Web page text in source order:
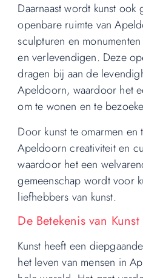
Daarnaast wordt kunst
openbare ruimte van
sculpturen en
en verlevendigen. Deze
dragen bij aan de
Apeldoorn, waardoor het
om te wonen en te
Door kunst te omarmen
Apeldoorn creativiteit en
waardoor het een
gemeenschap wordt voor
liefhebbers van kunst.
De Betekenis van Kunst
Kunst heeft een
het leven van mensen in